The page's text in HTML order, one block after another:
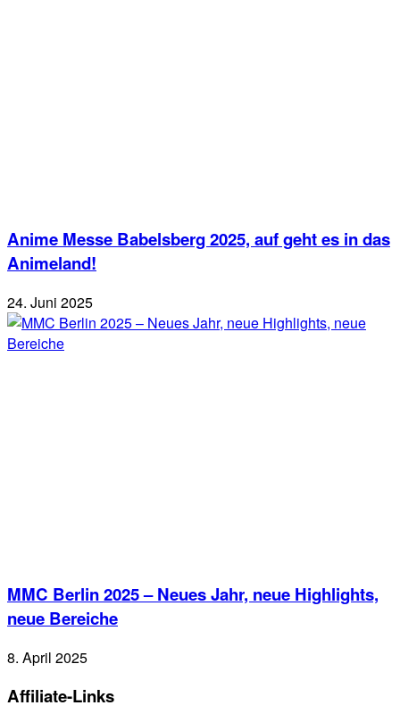
Anime Messe Babelsberg 2025, auf geht es in das
Animeland!
24. Juni 2025
MMC Berlin 2025 – Neues Jahr, neue Highlights,
neue Bereiche
8. April 2025
Affiliate-Links